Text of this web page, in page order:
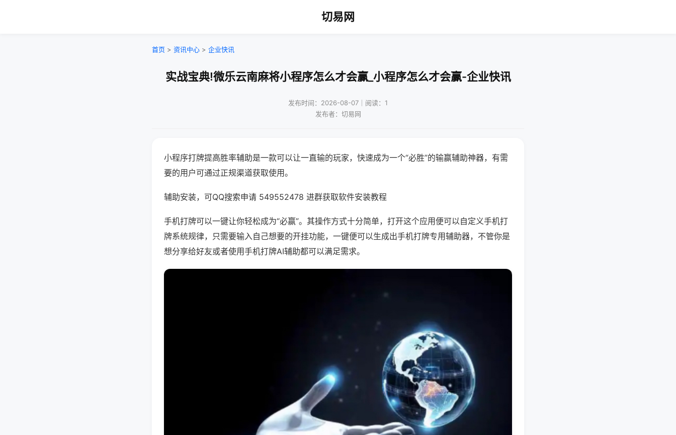
切易网
首页 > 资讯中心 > 企业快讯
实战宝典!微乐云南麻将小程序怎么才会赢_小程序怎么才会赢-企业快讯
发布时间：2026-08-07｜阅读：1
发布者：切易网
小程序打牌提高胜率辅助是一款可以让一直输的玩家，快速成为一个“必胜”的输赢辅助神器，有需
要的用户可通过正规渠道获取使用。
辅助安装，可QQ搜索申请 549552478 进群获取软件安装教程
手机打牌可以一键让你轻松成为“必赢”。其操作方式十分简单，打开这个应用便可以自定义手机打
牌系统规律，只需要输入自己想要的开挂功能，一键便可以生成出手机打牌专用辅助器，不管你是
想分享给好友或者使用手机打牌AI辅助都可以满足需求。